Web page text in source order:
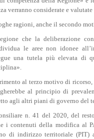
verranno considerate e valutate
ragioni, anche il secondo
che la deliberazione
le aree non idonee
una tutela più elevata di
al terzo motivo di ricorso,
al principio di
agli altri piani di governo del
n. 41 del 2020, del
i contenuti della modifica al
di indirizzo territoriale (PIT)